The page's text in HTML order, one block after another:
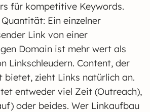
für kompetitive Keywords.
Ein einzelner
Link von einer
Domain ist mehr wert als
Linkschleudern. Content, der
bietet, zieht Links natürlich an.
entweder viel Zeit (Outreach),
oder beides. Wer Linkaufbau